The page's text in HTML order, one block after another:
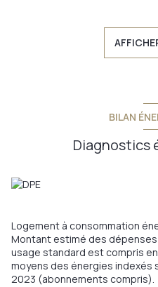
- au rez de chaussée : salon,
- au 1er : 2 chambres + 3ème
être cloisonnée tout en
CE QUI VA VOUS FAIRE
depuis la cuisine et le séjour
- sa vue dégagée
structure saine
Alors n'attendez plus, et venez
Annonce proposée par un
Les informations sur les
sont disponibles sur le site
BILAN
Diagnostics
Logement à consommation
Montant estimé des
usage standard est compris
moyens des énergies indexés
2023 (abonnements compris).